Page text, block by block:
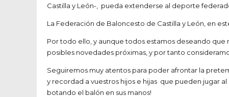
Castilla y León-, pueda extenderse al deporte
La Federación de Baloncesto de Castilla y León, en
Por todo ello, y aunque todos estamos deseando
posibles novedades próximas, y por tanto
Seguiremos muy atentos para poder afrontar la
y recordad a vuestros hijos e hijas que pueden jugar
botando el balón en sus manos!